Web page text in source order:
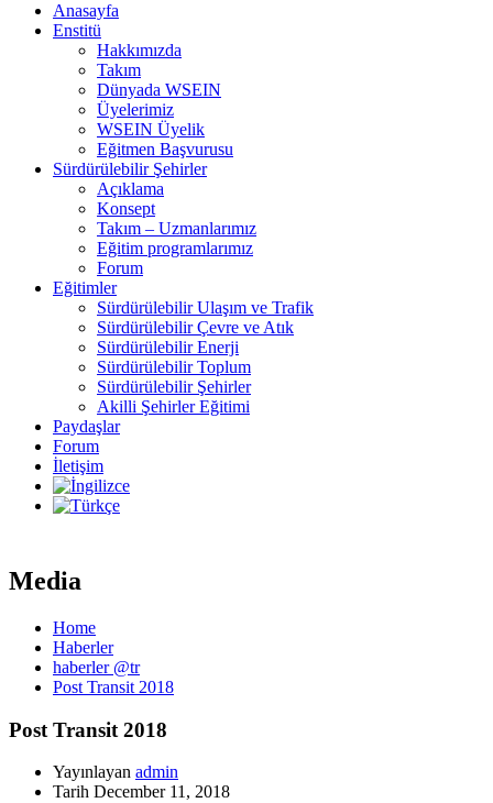
Anasayfa
Enstitü
Hakkımızda
Takım
Dünyada WSEIN
Üyelerimiz
WSEIN Üyelik
Eğitmen Başvurusu
Sürdürülebilir Şehirler
Açıklama
Konsept
Takım – Uzmanlarımız
Eğitim programlarımız
Forum
Eğitimler
Sürdürülebilir Ulaşım ve Trafik
Sürdürülebilir Çevre ve Atık
Sürdürülebilir Enerji
Sürdürülebilir Toplum
Sürdürülebilir Şehirler
Akilli Şehirler Eğitimi
Paydaşlar
Forum
İletişim
Media
Home
Haberler
haberler @tr
Post Transit 2018
Post Transit 2018
Yayınlayan admin
Tarih December 11, 2018